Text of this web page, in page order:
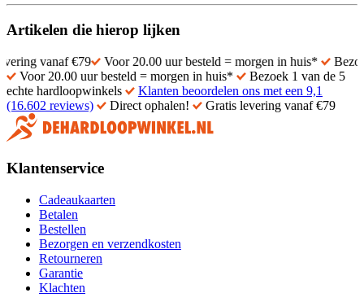
Artikelen die hierop lijken
€79 Voor 20.00 uur besteld = morgen in huis*
Bezoek 1 van
Voor 20.00 uur besteld = morgen in huis*
Bezoek 1 van de 5
echte hardloopwinkels
Klanten beoordelen ons met een 9,1
(16.602 reviews)
Direct ophalen! Gratis levering vanaf €79
Klantenservice
Cadeaukaarten
Betalen
Bestellen
Bezorgen en verzendkosten
Retourneren
Garantie
Klachten